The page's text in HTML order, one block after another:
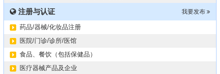
我要发布
注册与认证
药品/器械/化妆品注册
医院/门诊/诊所/医馆
食品、餐饮（包括保健品）
医疗器械产品及企业